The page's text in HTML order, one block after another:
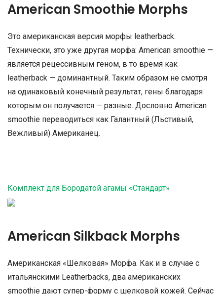
American Smoothie Morphs
Это американская версия морфы leatherback.
Технически, это уже другая морфа: American smoothie —
является рецессивным геном, в то время как
leatherback — доминантный. Таким образом не смотря
на одинаковый конечный результат, гены благодаря
которым он получается — разные. Дословно American
smoothie переводиться как Галантный (Льстивый,
Вежливый) Американец.
Комплект для Бородатой агамы «Стандарт»
American Silkback Morphs
Американская «Шелковая» Морфа. Как и в случае с
итальянскими Leatherbacks, два американских
smoothie дают супер-форму с шелковой кожей. Сейчас